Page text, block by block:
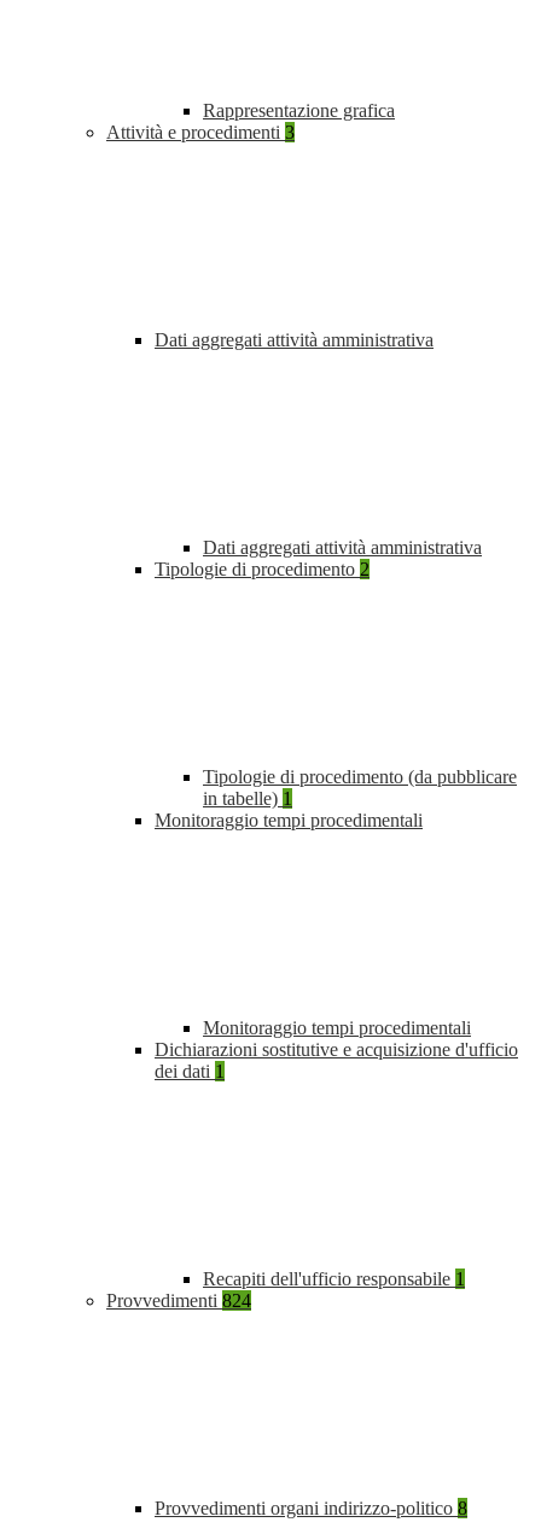
Rappresentazione grafica
Attività e procedimenti 3
Dati aggregati attività amministrativa
Dati aggregati attività amministrativa
Tipologie di procedimento 2
Tipologie di procedimento (da pubblicare
in tabelle) 1
Monitoraggio tempi procedimentali
Monitoraggio tempi procedimentali
Dichiarazioni sostitutive e acquisizione d'ufficio
dei dati 1
Recapiti dell'ufficio responsabile 1
Provvedimenti 824
Provvedimenti organi indirizzo-politico 8